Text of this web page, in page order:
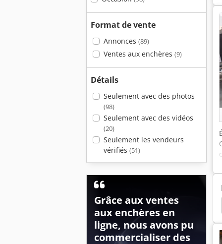
Format de vente
Annonces (89)
Ventes aux enchères (9)
Détails
Seulement avec des photos
(98)
Seulement avec des vidéos
(20)
Seulement les vendeurs
vérifiés (51)
Grâce aux ventes
aux enchères en
ligne, nous avons pu
commercialiser des
De Découpage De Placage Machine De Placage